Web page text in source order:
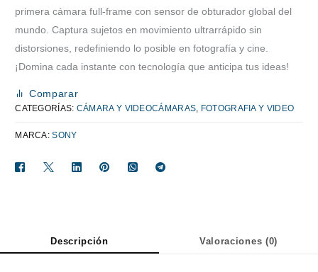
primera cámara full-frame con sensor de obturador global del
mundo. Captura sujetos en movimiento ultrarrápido sin
distorsiones, redefiniendo lo posible en fotografía y cine.
¡Domina cada instante con tecnología que anticipa tus ideas!
Comparar
CATEGORÍAS: CÁMARA Y VIDEOCÁMARAS, FOTOGRAFIA Y VIDEO
MARCA:SONY
Descripción Valoraciones (0)